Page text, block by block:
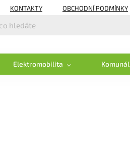
KONTAKTY OBCHODNÍ PODMÍNKY
Elektromobilita